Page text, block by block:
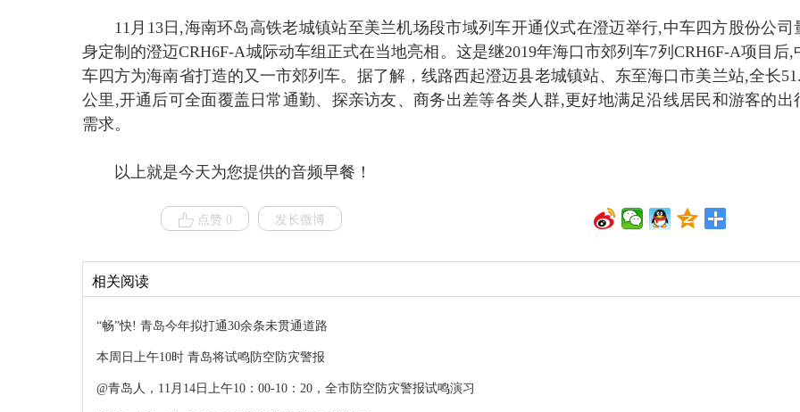
11月13日,海南环岛高铁老城镇站至美兰机场段市域列车开通仪式在澄迈举行,中车四方股份公司
身定制的澄迈CRH6F-A城际动车组正式在当地亮相。这是继2019年海口市郊列车7列CRH6F-A项目后,
车四方为海南省打造的又一市郊列车。据了解，线路西起澄迈县老城镇站、东至海口市美兰站,全长
公里,开通后可全面覆盖日常通勤、探亲访友、商务出差等各类人群,更好地满足沿线居民和游客的出
需求。
以上就是今天为您提供的音频早餐！
点赞 0 发长微博
相关阅读
“畅”快! 青岛今年拟打通30余条未贯通道路
本周日上午10时 青岛将试鸣防空防灾警报
@青岛人，11月14日上午10：00-10：20，全市防空防灾警报试鸣演习